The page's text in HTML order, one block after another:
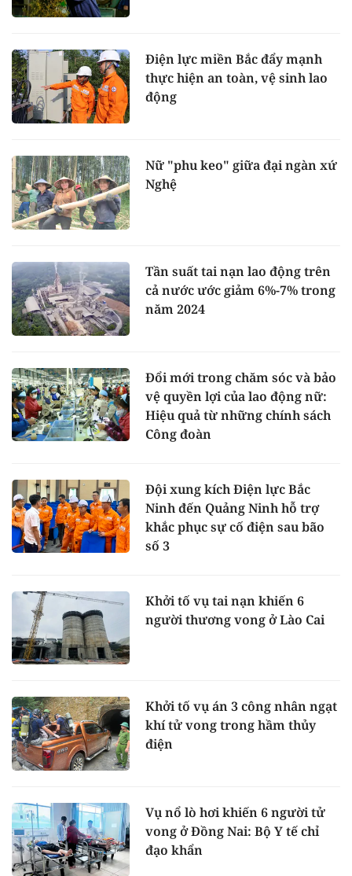
Điện lực miền Bắc đẩy mạnh
thực hiện an toàn, vệ sinh lao
động
Nữ "phu keo" giữa đại ngàn xứ
Nghệ
Tần suất tai nạn lao động trên
cả nước ước giảm 6%-7% trong
năm 2024
Đổi mới trong chăm sóc và bảo
vệ quyền lợi của lao động nữ:
Hiệu quả từ những chính sách
Công đoàn
Đội xung kích Điện lực Bắc
Ninh đến Quảng Ninh hỗ trợ
khắc phục sự cố điện sau bão
số 3
Khởi tố vụ tai nạn khiến 6
người thương vong ở Lào Cai
Khởi tố vụ án 3 công nhân ngạt
khí tử vong trong hầm thủy
điện
Vụ nổ lò hơi khiến 6 người tử
vong ở Đồng Nai: Bộ Y tế chỉ
đạo khẩn